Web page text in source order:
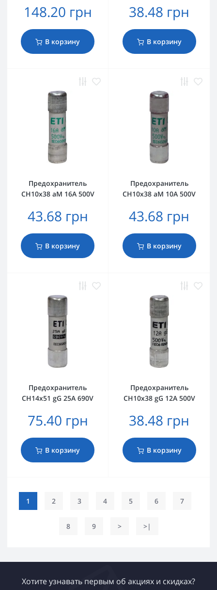
148.20 грн
В корзину
38.48 грн
В корзину
Предохранитель
CH10x38 aM 16A 500V
43.68 грн
В корзину
Предохранитель
CH10x38 aM 10A 500V
43.68 грн
В корзину
Предохранитель
CH14x51 gG 25A 690V
75.40 грн
В корзину
Предохранитель
CH10x38 gG 12A 500V
38.48 грн
В корзину
1 2 3 4 5 6 7
8 9 > >|
Хотите узнавать первым об акциях и скидках?